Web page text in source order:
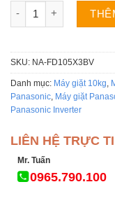
Máy giặt Panasonic
SKU: NA-FD105X3BV
Danh mục: Máy giặt 10kg
Panasonic Máy giặt
Panasonic Inverter
LIÊN HỆ TRỰC
Mr. Tuấn
0965.790.100